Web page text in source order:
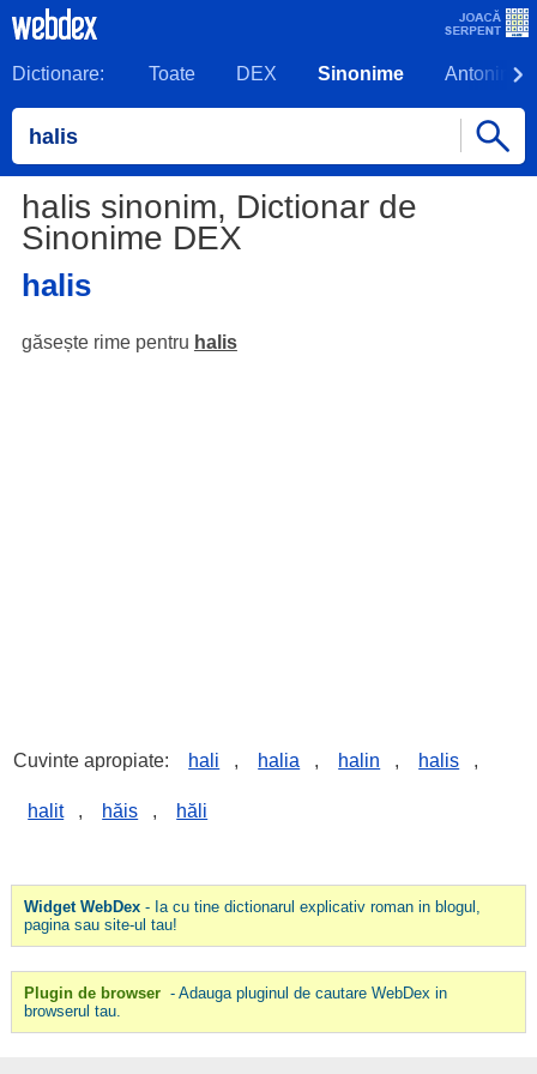
Dictionare: Toate DEX Sinonime Antonime
halis sinonim, Dictionar de
Sinonime DEX
halis
găsește rime pentru halis
Cuvinte apropiate: hali , halia , halin , halis ,
halit , hăis , hăli
Widget WebDex- Ia cu tine dictionarul explicativ roman in blogul,
pagina sau site-ul tau!
Plugin de browser - Adauga pluginul de cautare WebDex in
browserul tau.